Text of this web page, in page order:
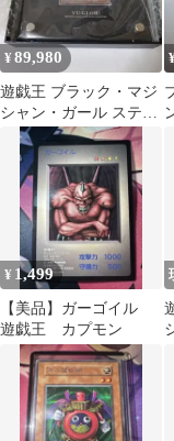
¥89,980
遊戯王 ブラック・マジ
シャン・ガール ステン
レス 未開封
¥ 1,499
【美品】ガーゴイル
遊戯王 カプモン